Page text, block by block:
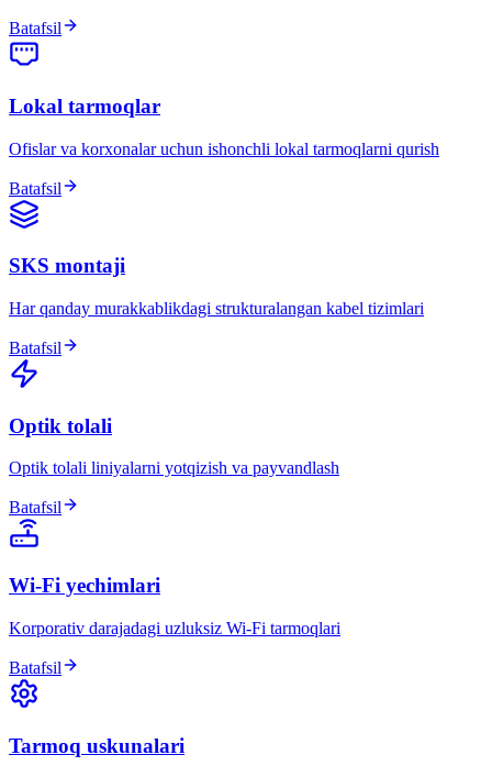
Batafsil
Lokal tarmoqlar
Ofislar va korxonalar uchun ishonchli lokal tarmoqlarni qurish
Batafsil
SKS montaji
Har qanday murakkablikdagi strukturalangan kabel tizimlari
Batafsil
Optik tolali
Optik tolali liniyalarni yotqizish va payvandlash
Batafsil
Wi-Fi yechimlari
Korporativ darajadagi uzluksiz Wi-Fi tarmoqlari
Batafsil
Tarmoq uskunalari